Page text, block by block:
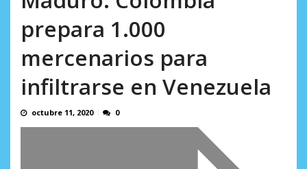
prepara 1.000
mercenarios para
infiltrarse en Venezuela
octubre 11, 2020 0